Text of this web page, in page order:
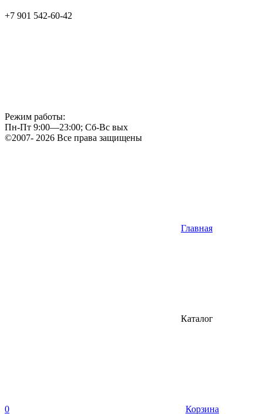
+7 901 542-60-42
Режим работы:
Пн-Пт 9:00—23:00; Сб-Вс вых
©2007- 2026 Все права защищены
Главная
Каталог
0 Корзина